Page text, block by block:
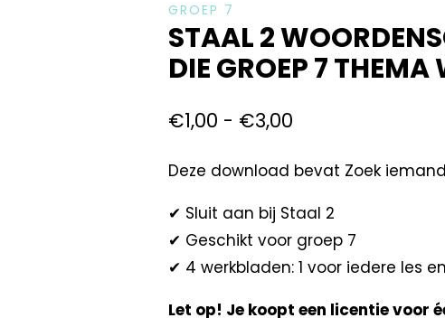
GROEP 7
STAAL 2
DIE GROEP 7 THEMA
€1,00 - €3,00
Deze download bevat Zoek
✔ Sluit aan bij Staal 2
✔ Geschikt voor groep 7
✔ 4 werkbladen: 1 voor iedere les
Let op! Je koopt een licentie voor